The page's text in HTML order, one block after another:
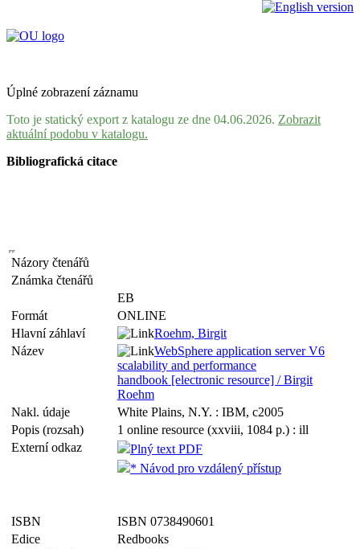
Úplné zobrazení záznamu
Toto je statický export z katalogu ze dne 04.06.2026. Zobrazit
aktuální podobu v katalogu.
Bibliografická citace
Názory čtenářů
Známka čtenářů
EB
Formát
ONLINE
Hlavní záhlaví
Roehm, Birgit
Název
WebSphere application server V6
scalability and performance
handbook [electronic resource] / Birgit
Roehm
Nakl. údaje
White Plains, N.Y. : IBM, c2005
Popis (rozsah)
1 online resource (xxviii, 1084 p.) : ill
Externí odkaz
Plný text PDF
* Návod pro vzdálený přístup
ISBN
ISBN 0738490601
Edice
Redbooks